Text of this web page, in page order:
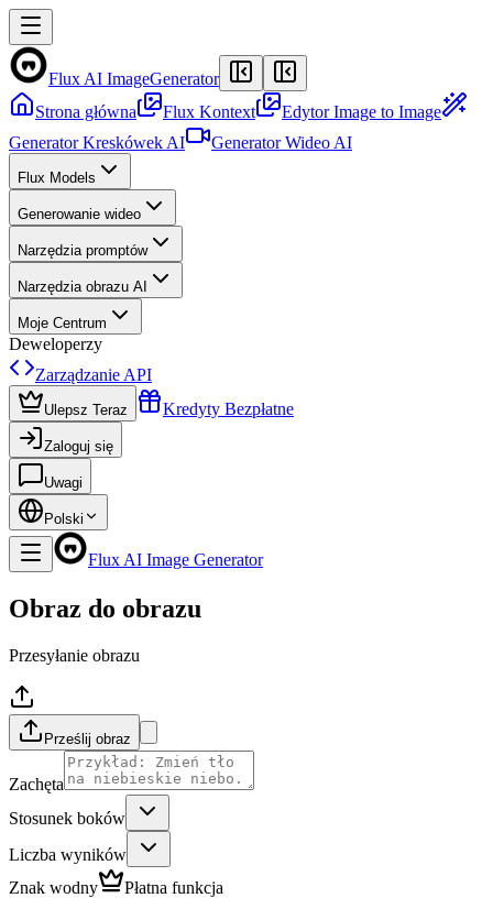
Flux AI ImageGenerator
Strona główna
Flux Kontext
Edytor Image to Image
Generator Kreskówek AI
Generator Wideo AI
Flux Models
Generowanie wideo
Narzędzia promptów
Narzędzia obrazu AI
Moje Centrum
Deweloperzy
Zarządzanie API
Ulepsz Teraz Kredyty Bezpłatne
Zaloguj się
Uwagi
Polski
Flux AI Image Generator
Obraz do obrazu
Przesyłanie obrazu
Prześlij obraz
Zachęta
Stosunek boków
Liczba wyników
Znak wodny
Płatna funkcja